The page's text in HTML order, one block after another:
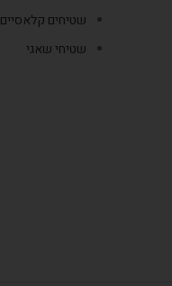
שטיחים קלאסיים
שטיחי שאגי